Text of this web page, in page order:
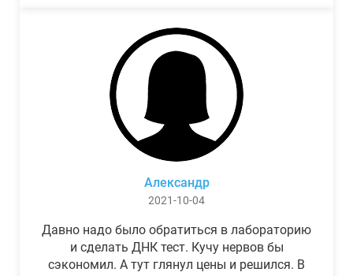
Александр
2021-10-04
Давно надо было обратиться в лабораторию
и сделать ДНК тест. Кучу нервов бы
сэкономил. А тут глянул цены и решился. В